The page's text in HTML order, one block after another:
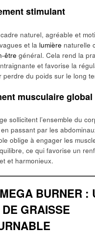
stimulant
naturel, agréable et
et la lumière naturelle
être général. Cela rend la
et favorise la
perdre du poids sur le long
musculaire global
sollicitent l’ensemble du
passant par les
oblige à engager les
ce qui favorise un
et harmonieux.
BURNER :
GRAISSE